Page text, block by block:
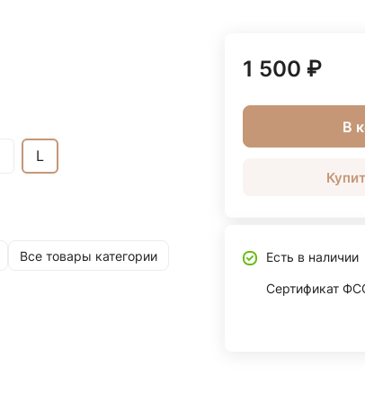
L
Все товары категории
1 500 ₽
В
Есть в наличии
Сертификат